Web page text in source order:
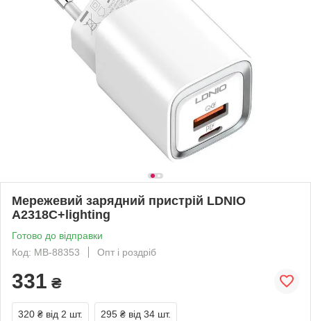
Мережевий зарядний пристрій LDNIO
A2318C+lighting
Готово до відправки
Код: MB-88353
Опт і роздріб
331 ₴
320 ₴ від 2 шт. 295 ₴ від 34 шт.